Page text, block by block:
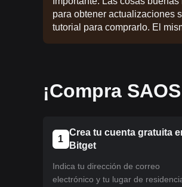
para obtener actualizaciones
tutorial para comprarlo. El
¡Compra
1
Crea tu cuenta gratuita
Bitget
Indica tu dirección de correo
electrónico y tu lugar de